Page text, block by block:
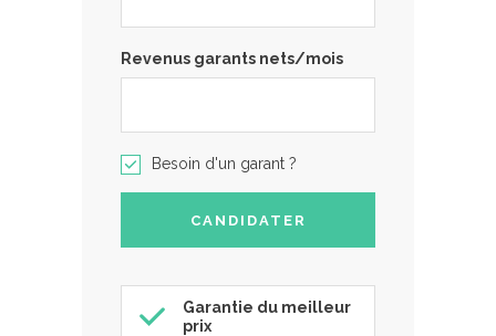
Revenus garants nets/mois
Besoin d'un garant ?
Garantie du meilleur
prix